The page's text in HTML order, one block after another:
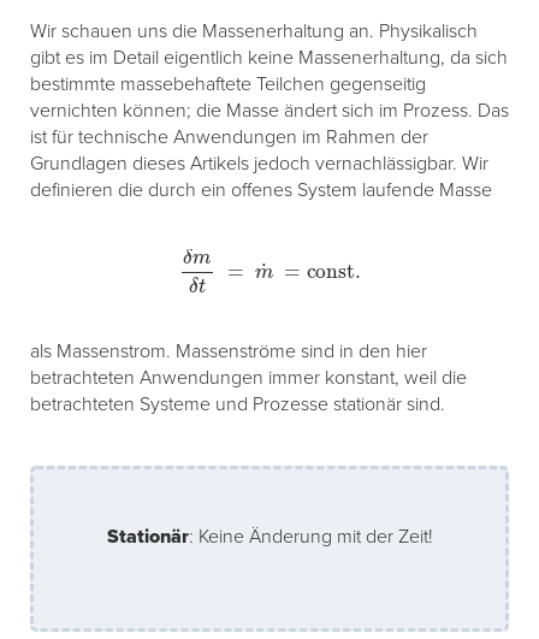
Wir schauen uns die Massenerhaltung an. Physikalisch
gibt es im Detail eigentlich keine Massenerhaltung, da sich
bestimmte massebehaftete Teilchen gegenseitig
vernichten können; die Masse ändert sich im Prozess. Das
ist für technische Anwendungen im Rahmen der
Grundlagen dieses Artikels jedoch vernachlässigbar. Wir
definieren die durch ein offenes System laufende Masse
δm
als Massenstrom. Massenströme sind in den hier
betrachteten Anwendungen immer konstant, weil die
betrachteten Systeme und Prozesse stationär sind.
Stationär: Keine Änderung mit der Zeit!